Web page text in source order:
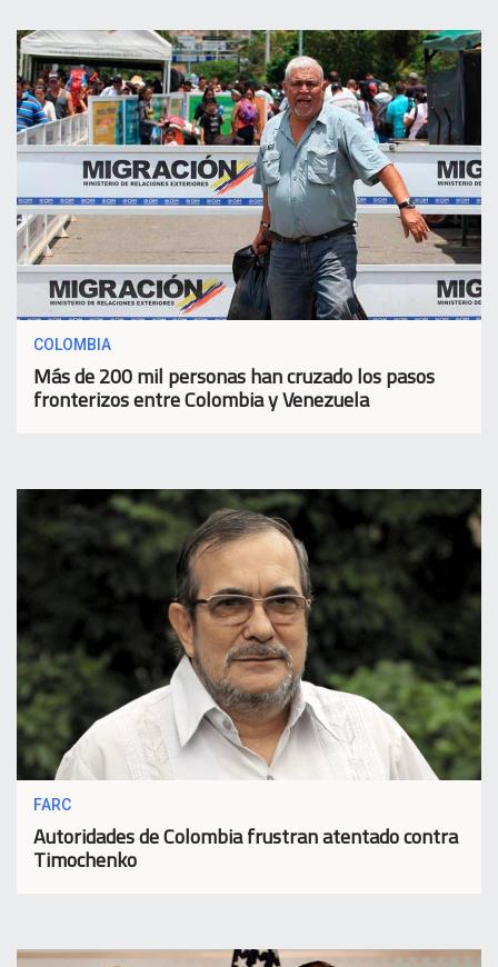
COLOMBIA
Más de 200 mil personas han cruzado los pasos
fronterizos entre Colombia y Venezuela
FARC
Autoridades de Colombia frustran atentado contra
Timochenko